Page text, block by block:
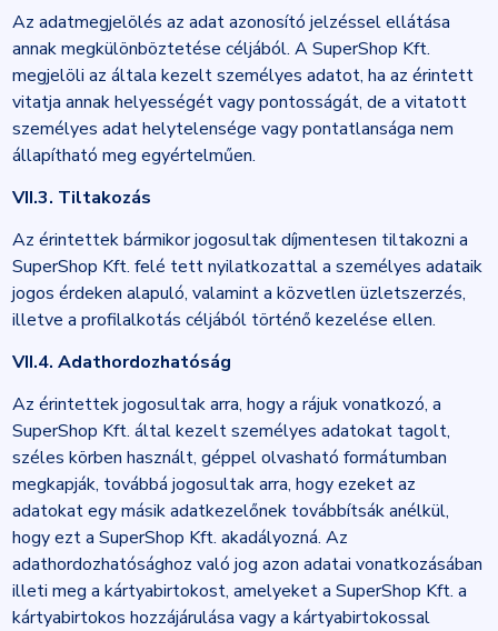
Az adatmegjelölés az adat azonosító jelzéssel ellátása
annak megkülönböztetése céljából. A SuperShop Kft.
megjelöli az általa kezelt személyes adatot, ha az érintett
vitatja annak helyességét vagy pontosságát, de a vitatott
személyes adat helytelensége vagy pontatlansága nem
állapítható meg egyértelműen.
VII.3. Tiltakozás
Az érintettek bármikor jogosultak díjmentesen tiltakozni a
SuperShop Kft. felé tett nyilatkozattal a személyes adataik
jogos érdeken alapuló, valamint a közvetlen üzletszerzés,
illetve a profilalkotás céljából történő kezelése ellen.
VII.4. Adathordozhatóság
Az érintettek jogosultak arra, hogy a rájuk vonatkozó, a
SuperShop Kft. által kezelt személyes adatokat tagolt,
széles körben használt, géppel olvasható formátumban
megkapják, továbbá jogosultak arra, hogy ezeket az
adatokat egy másik adatkezelőnek továbbítsák anélkül,
hogy ezt a SuperShop Kft. akadályozná. Az
adathordozhatósághoz való jog azon adatai vonatkozásában
illeti meg a kártyabirtokost, amelyeket a SuperShop Kft. a
kártyabirtokos hozzájárulása vagy a kártyabirtokossal